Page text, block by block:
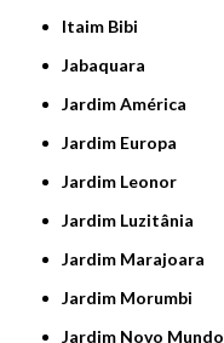
Itaim Bibi
Jabaquara
Jardim América
Jardim Europa
Jardim Leonor
Jardim Luzitânia
Jardim Marajoara
Jardim Morumbi
Jardim Novo Mundo